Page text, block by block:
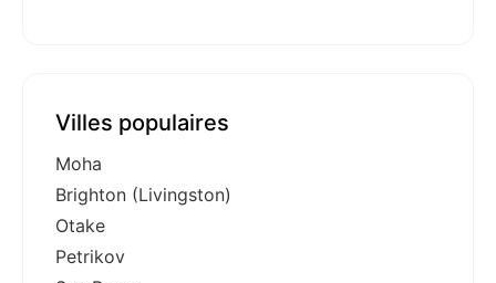
Villes populaires
Moha
Brighton (Livingston)
Otake
Petrikov